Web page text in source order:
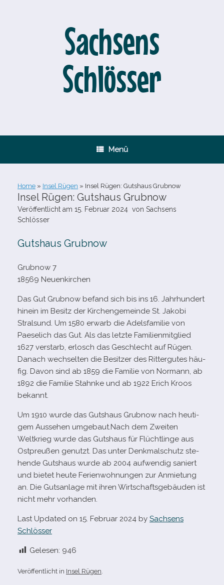
Sachsens
Schlösser
Menü
Home » Insel Rügen » Insel Rügen: Gutshaus Grubnow
Insel Rügen: Gutshaus Grubnow
Veröffentlicht am 15. Februar 2024 von Sachsens
Schlösser
Gutshaus Grubnow
Grubnow 7
18569 Neuenkirchen
Das Gut Grubnow befand sich bis ins 16. Jahrhundert
hin­ein im Besitz der Kirchengemeinde St. Jakobi
Stralsund. Um 1580 erwarb die Adelsfamilie von
Paeselich das Gut. Als das letzte Familienmitglied
1627 ver­starb, erlosch das Geschlecht auf Rügen.
Danach wech­sel­ten die Besitzer des Rittergutes häu­
fig. Davon sind ab 1859 die Familie von Normann, ab
1892 die Familie Stahnke und ab 1922 Erich Kroos
bekannt.
Um 1910 wurde das Gutshaus Grubnow nach heu­ti­
gem Aussehen umgebaut.Nach dem Zweiten
Weltkrieg wurde das Gutshaus für Flüchtlinge aus
Ostpreußen genutzt. Das unter Denkmalschutz ste­
hende Gutshaus wurde ab 2004 auf­wen­dig saniert
und bie­tet heute Ferienwohnungen zur Anmietung
an. Die Gutsanlage mit ihren Wirtschaftsgebäuden ist
nicht mehr vorhanden.
Last Updated on 15. Februar 2024 by Sachsens
Schlösser
Gelesen: 946
Veröffentlicht in Insel Rügen